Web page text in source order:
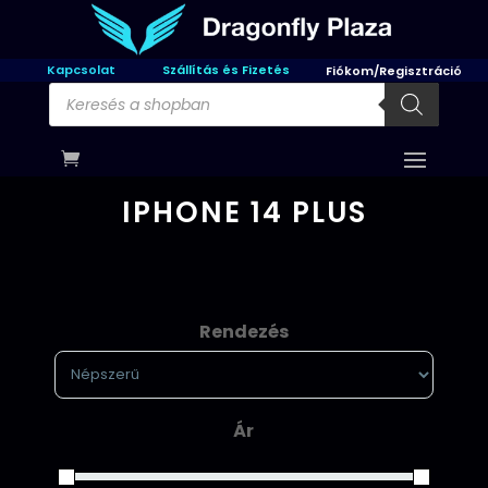
Kapcsolat Szállítás és Fizetés Fiókom/Regisztráció
Products
search
IPHONE 14 PLUS
Rendezés
Sort Products
Ár